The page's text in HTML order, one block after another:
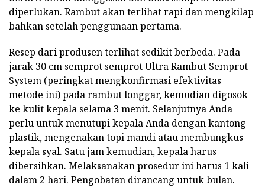
diperlukan. Rambut akan terlihat rapi dan mengkilap
bahkan setelah penggunaan pertama.
Resep dari produsen terlihat sedikit berbeda. Pada
jarak 30 cm semprot semprot Ultra Rambut Semprot
System (peringkat mengkonfirmasi efektivitas
metode ini) pada rambut longgar, kemudian digosok
ke kulit kepala selama 3 menit. Selanjutnya Anda
perlu untuk menutupi kepala Anda dengan kantong
plastik, mengenakan topi mandi atau membungkus
kepala syal. Satu jam kemudian, kepala harus
dibersihkan. Melaksanakan prosedur ini harus 1 kali
dalam 2 hari. Pengobatan dirancang untuk bulan.